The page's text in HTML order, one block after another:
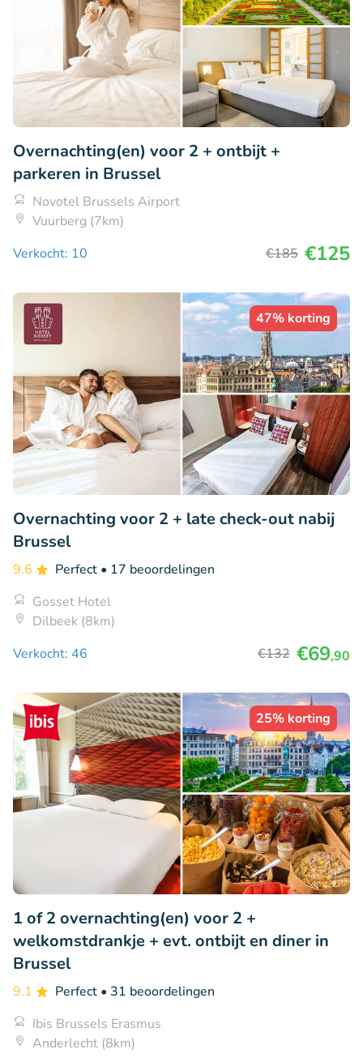
Overnachting(en) voor 2 + ontbijt +
parkeren in Brussel
Novotel Brussels Airport
Vuurberg (7km)
Verkocht: 10
€185 €125
47% korting
Overnachting voor 2 + late check-out nabij
Brussel
9.6 Perfect • 17 beoordelingen
Gosset Hotel
Dilbeek (8km)
Verkocht: 46
€132 €69,90
25% korting
1 of 2 overnachting(en) voor 2 +
welkomstdrankje + evt. ontbijt en diner in
Brussel
9.1 Perfect • 31 beoordelingen
Ibis Brussels Erasmus
Anderlecht (8km)